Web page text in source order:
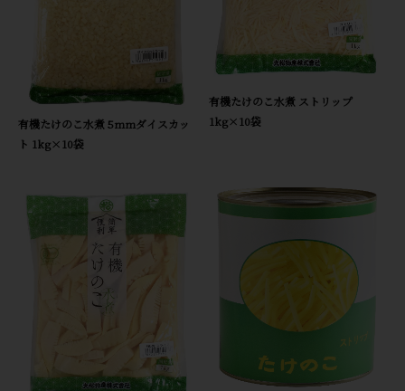
有機たけのこ水煮 5mmダイスカッ
ト 1kg×10袋
有機たけのこ水煮 ストリップ
1kg×10袋